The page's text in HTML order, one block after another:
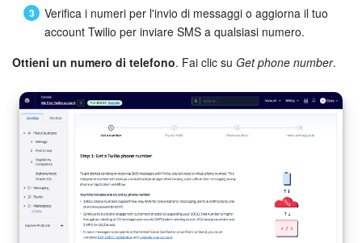
Verifica i numeri per l'invio di messaggi o aggiorna il tuo
account Twilio per inviare SMS a qualsiasi numero.
Ottieni un numero di telefono. Fai clic su Get phone number.